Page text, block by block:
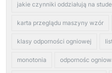
jakie czynniki oddziałują na
karta przeglądu maszyny wzór
klasy odporności ogniowej
monotonia odpornośc